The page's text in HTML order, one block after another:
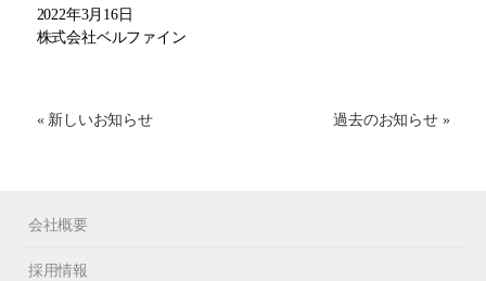
2022年3月16日
株式会社ベルファイン
« 新しいお知らせ 過去のお知らせ »
会社概要
採用情報